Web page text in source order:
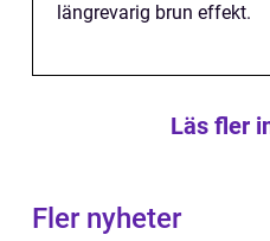
längrevarig brun effekt.
Läs fler
Fler nyheter